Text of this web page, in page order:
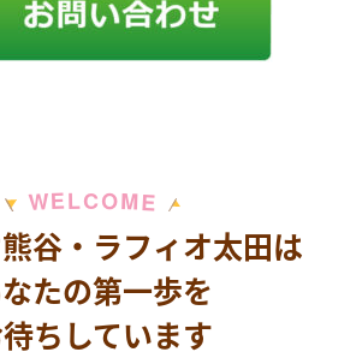
WELCOME
谷・ラフィオ太田は
たの第一歩を
ちしています